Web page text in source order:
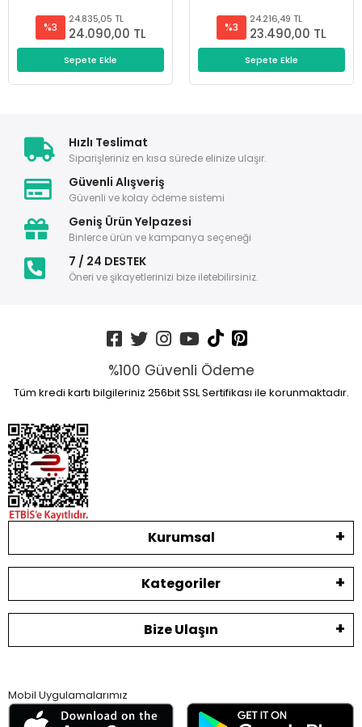
%3
24.835,05 TL
24.090,00 TL
Sepete Ekle
%3
24.216,49 TL
23.490,00 TL
Sepete Ekle
Hızlı Teslimat
Siparişleriniz en kısa sürede elinize ulaşır.
Güvenli Alışveriş
Güvenli ve kolay ödeme sistemi
Geniş Ürün Yelpazesi
Binlerce ürün ve kampanya seçeneği
7 / 24 DESTEK
Öneri ve şikayetlerinizi bize iletebilirsiniz.
%100 Güvenli Ödeme
Tüm kredi kartı bilgileriniz 256bit SSL Sertifikası ile korunmaktadır.
Kurumsal
Kategoriler
Bize Ulaşın
Mobil Uygulamalarımız